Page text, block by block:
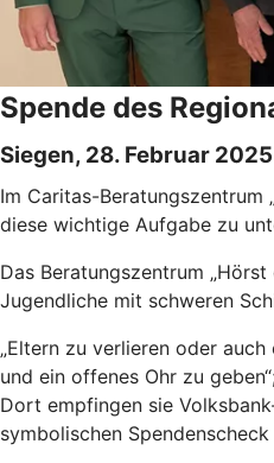
Spende des
Siegen, 28. Februar 2025
Im Caritas-Beratungszentrum
diese wichtige Aufgabe zu
Das Beratungszentrum
Jugendliche mit schweren
„Eltern zu verlieren oder
und ein offenes Ohr zu
Dort empfingen sie
symbolischen